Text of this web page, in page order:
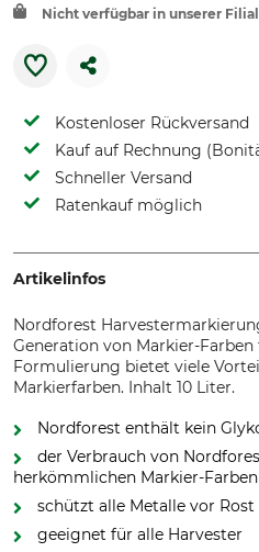
Nicht verfügbar in unserer
Kostenloser Rückversand
Kauf auf Rechnung
Schneller Versand
Ratenkauf möglich
Artikelinfos
Nordforest
Generation von Markier-
Formulierung bietet viele
Markierfarben. Inhalt 10 Liter.
Nordforest enthält kein
der Verbrauch von
herkömmlichen Markier-Farben
schützt alle Metalle vor Rost
geeignet für alle Harvester